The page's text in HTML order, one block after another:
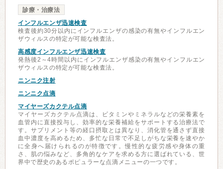
診療・治療法
インフルエンザ迅速検査
検査後約30分以内にインフルエンザの感染の有無やインフルエン
ザウィルスの特定が可能な検査法。
高感度インフルエンザ迅速検査
発熱後2～4時間以内にインフルエンザ感染の有無やインフルエン
ザウィルスの特定が可能な検査法。
ニンニク注射
ニンニク点滴
マイヤーズカクテル点滴
マイヤーズカクテル点滴は、ビタミンやミネラルなどの栄養素を
血管内に直接投与し、効率的な栄養補給をサポートする治療法で
す。サプリメント等の経口摂取とは異なり、消化管を通さず直接
血中濃度を高めるため、多忙な日常で不足しがちな栄養を速やか
に全身へ届けられるのが特徴です。慢性的な疲労感や身体の重
さ、肌の悩みなど、多角的なケアを求める方に選ばれている、世
界中で歴史のあるポピュラーな点滴メニューの一つです。